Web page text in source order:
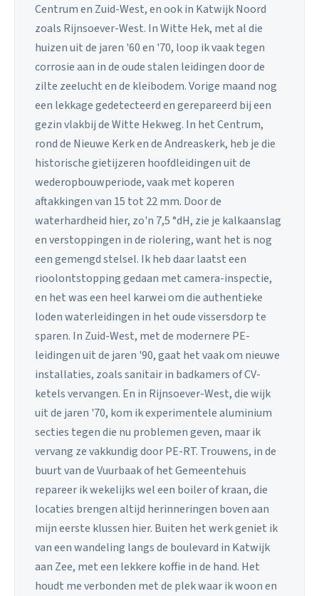
Centrum en Zuid-West, en ook in Katwijk Noord
zoals Rijnsoever-West. In Witte Hek, met al die
huizen uit de jaren '60 en '70, loop ik vaak tegen
corrosie aan in de oude stalen leidingen door de
zilte zeelucht en de kleibodem. Vorige maand nog
een lekkage gedetecteerd en gerepareerd bij een
gezin vlakbij de Witte Hekweg. In het Centrum,
rond de Nieuwe Kerk en de Andreaskerk, heb je die
historische gietijzeren hoofdleidingen uit de
wederopbouwperiode, vaak met koperen
aftakkingen van 15 tot 22 mm. Door de
waterhardheid hier, zo'n 7,5 °dH, zie je kalkaanslag
en verstoppingen in de riolering, want het is nog
een gemengd stelsel. Ik heb daar laatst een
rioolontstopping gedaan met camera-inspectie,
en het was een heel karwei om die authentieke
loden waterleidingen in het oude vissersdorp te
sparen. In Zuid-West, met de modernere PE-
leidingen uit de jaren '90, gaat het vaak om nieuwe
installaties, zoals sanitair in badkamers of CV-
ketels vervangen. En in Rijnsoever-West, die wijk
uit de jaren '70, kom ik experimentele aluminium
secties tegen die nu problemen geven, maar ik
vervang ze vakkundig door PE-RT. Trouwens, in de
buurt van de Vuurbaak of het Gemeentehuis
repareer ik wekelijks wel een boiler of kraan, die
locaties brengen altijd herinneringen boven aan
mijn eerste klussen hier. Buiten het werk geniet ik
van een wandeling langs de boulevard in Katwijk
aan Zee, met een lekkere koffie in de hand. Het
houdt me verbonden met de plek waar ik woon en